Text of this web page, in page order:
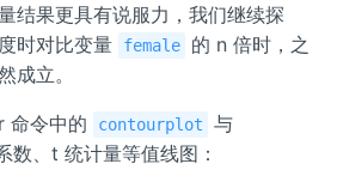
结果更具有说服力，我们继续探
时对比变量
female
的 n 倍时，之
成立。
命令中的 contourplot 与
数、t 统计量等值线图：